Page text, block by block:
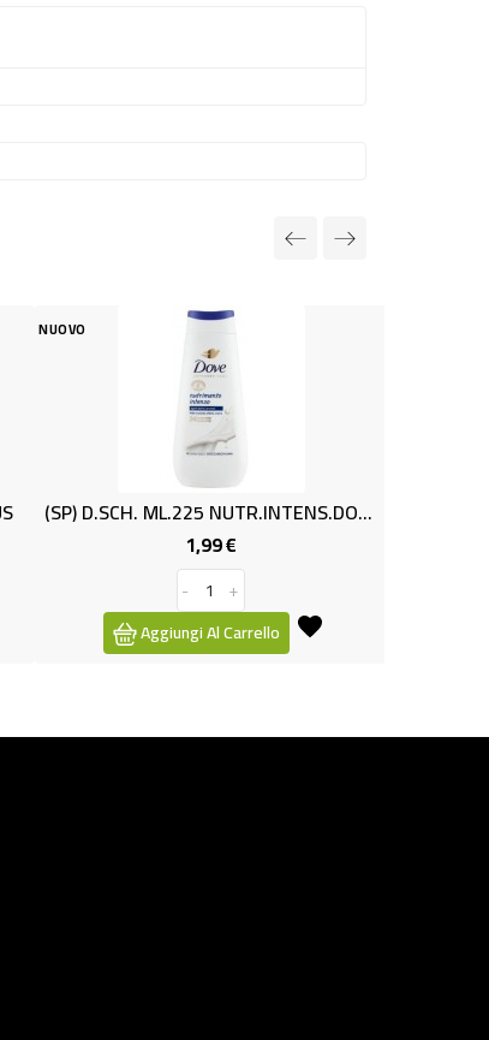
(SP) D.SCH. ML.225 NUTR.INTENS.DOVE
(BB) B.SCH. Ml.750 TALCO DOVE
Aggiungi Al Carrello